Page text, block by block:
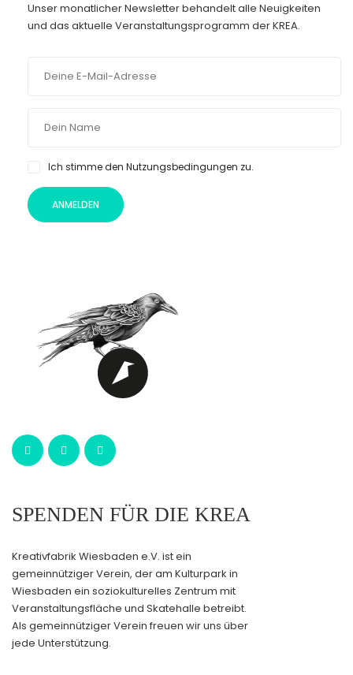
Unser monatlicher Newsletter behandelt alle Neuigkeiten
und das aktuelle Veranstaltungsprogramm der KREA.
Ich stimme den Nutzungsbedingungen zu.
ANMELDEN
SPENDEN FÜR DIE KREA
Kreativfabrik Wiesbaden e.V. ist ein
gemeinnütziger Verein, der am Kulturpark in
Wiesbaden ein soziokulturelles Zentrum mit
Veranstaltungsfläche und Skatehalle betreibt.
Als gemeinnütziger Verein freuen wir uns über
jede Unterstützung.